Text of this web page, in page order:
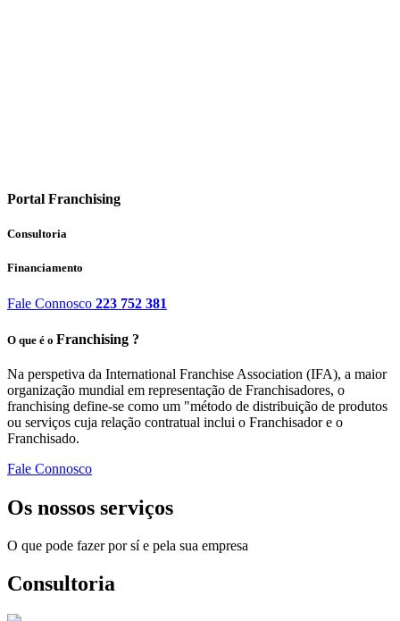
Portal Franchising
Consultoria
Financiamento
Fale Connosco 223 752 381
O que é o Franchising ?
Na perspetiva da International Franchise Association (IFA), a maior
organização mundial em representação de Franchisadores, o
franchising define-se como um "método de distribuição de produtos
ou serviços cuja relação contratual inclui o Franchisador e o
Franchisado.
Fale Connosco
Os nossos serviços
O que pode fazer por sí e pela sua empresa
Consultoria